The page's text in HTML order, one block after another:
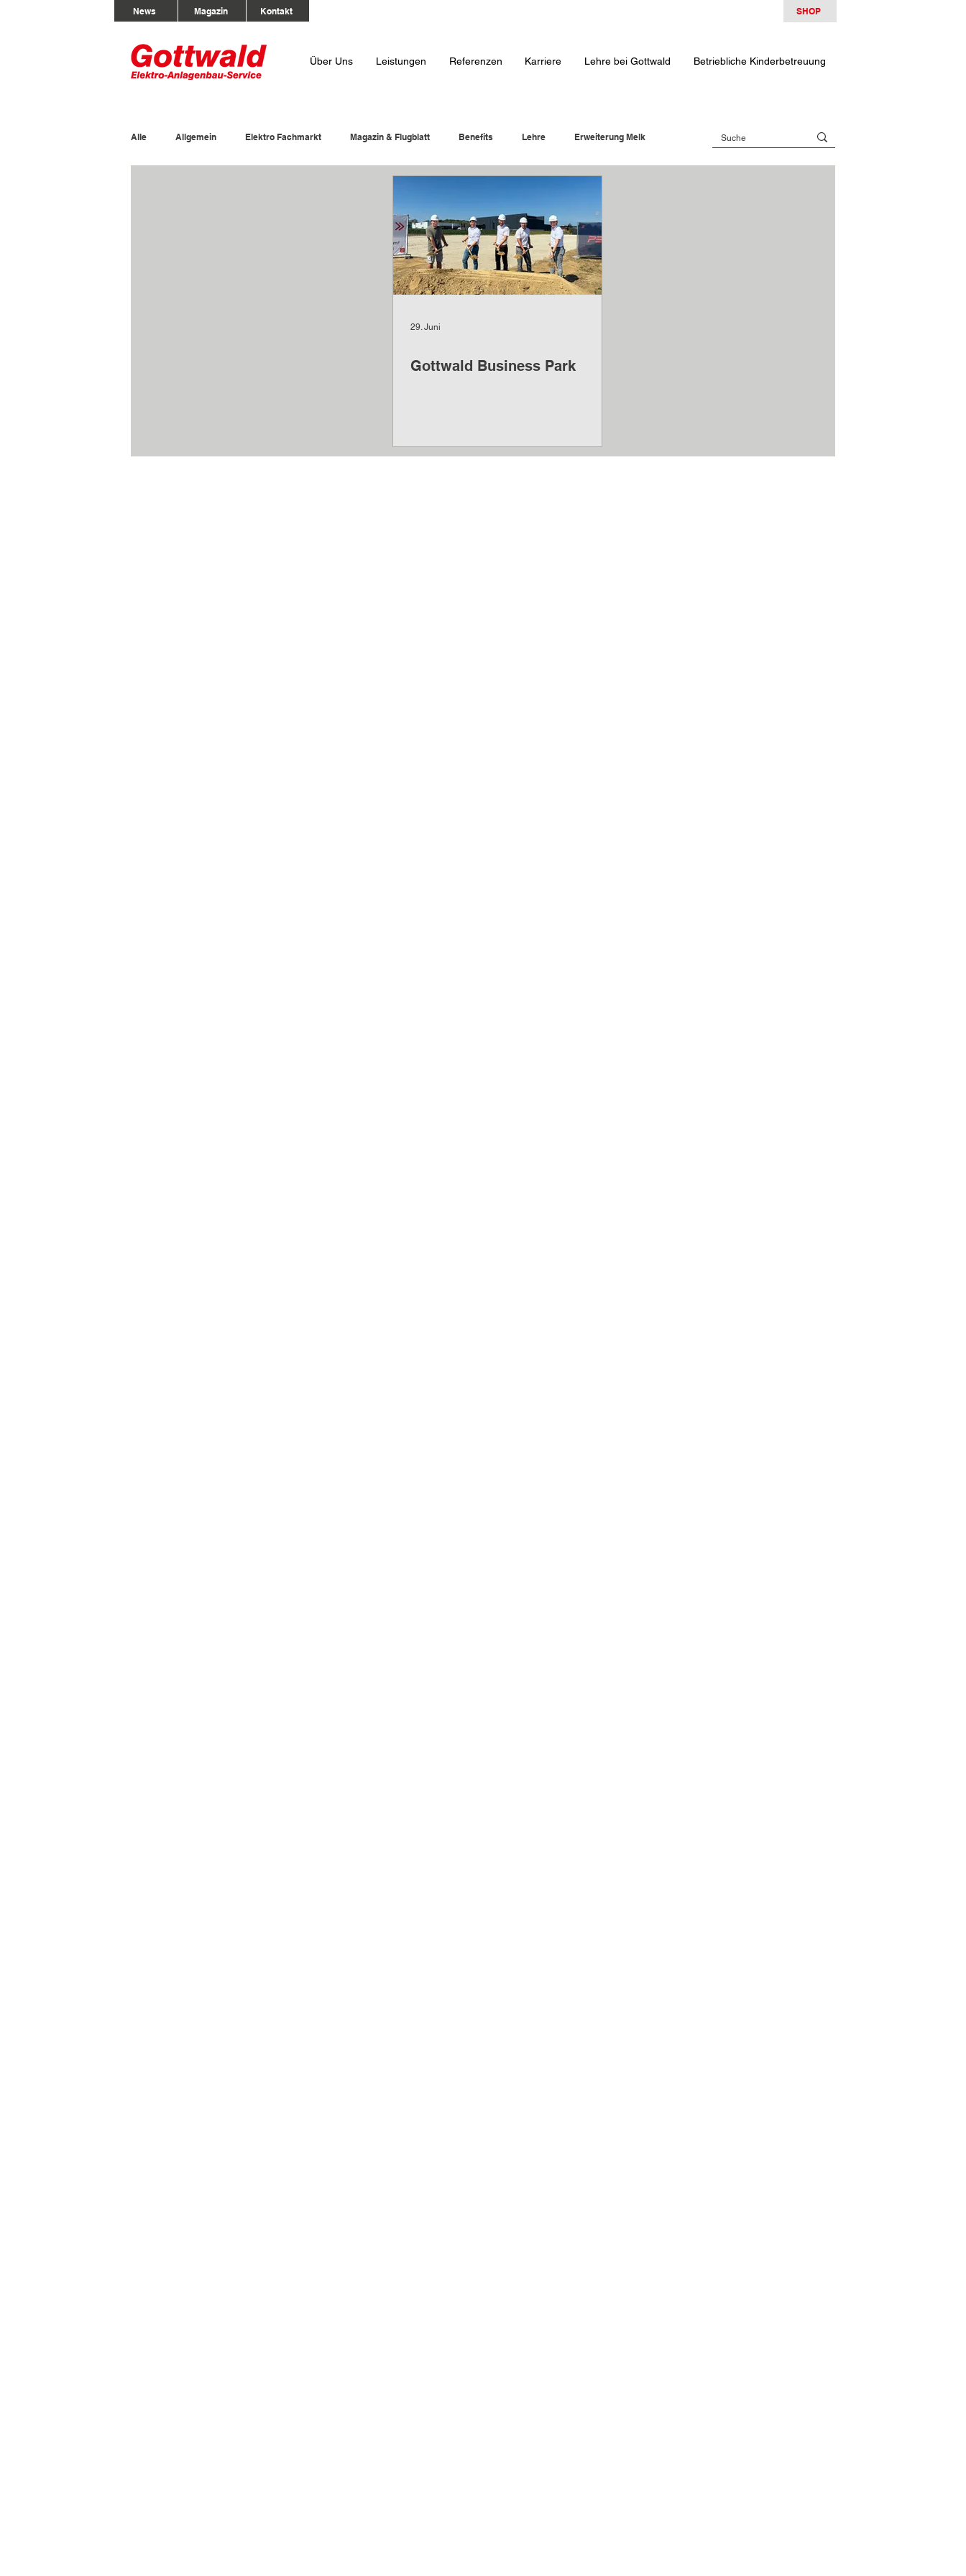
SHOP
Magazin
News Kontakt
Über Uns Leistungen Referenzen Karriere Lehre bei Gottwald Betriebliche Kinderbetreuung
Alle Allgemein Elektro Fachmarkt Magazin & Flugblatt Benefits Lehre Erweiterung Melk
29. Juni
Gottwald Business Park